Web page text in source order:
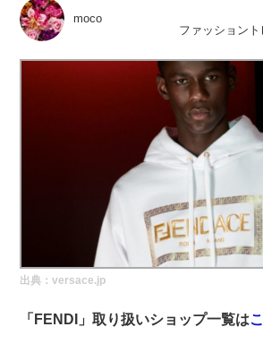
ファッショントレンドを発信！SP通信
BUYMAで人気のブランド
実録！海外ショップで買ってみた！
海外SHOP LIST
moco
ファッション
出典：versace.jp
「FENDI 」取り扱いショップ一覧は